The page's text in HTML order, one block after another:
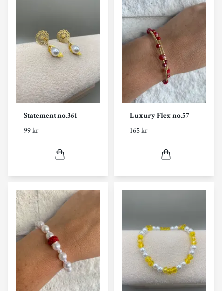
Statement no.361
99 kr
Luxury Flex no.57
165 kr